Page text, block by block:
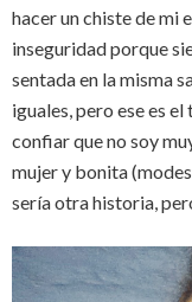
hacer un chiste de mi
inseguridad porque
sentada en la misma
iguales, pero ese es
confiar que no soy
mujer y bonita
sería otra historia,